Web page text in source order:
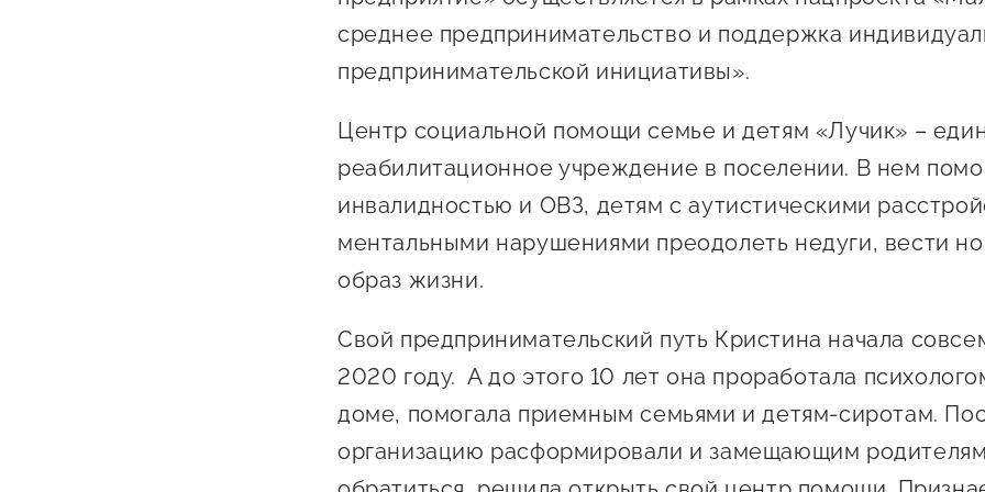
инновационно-
технологического
Поддержка социальных
предпринимателей
Поддержка экспортеров
Финансовая поддержка
внешнего санкционного
давления
О центре
предпринимателей
Проекты
Поддержка центра
Истории успеха
О центре
Поддержка центра
Календарь
мероприятий для
Проекты
Оказание услуг в
социальной сфере
О центре
Истории успеха
Центр
Обучающие
мероприятия
Центр поддержки
среднее предпринимательство и поддержка
предпринимательской инициативы».
Центр социальной помощи семье и детям «Лучик» –
реабилитационное учреждение в поселении. В нем
инвалидностью и ОВЗ, детям с аутистическими
ментальными нарушениями преодолеть недуги, вести
образ жизни.
Свой предпринимательский путь Кристина начала
2020 году. А до этого 10 лет она проработала
доме, помогала приемным семьями и детям-сиротам.
организацию расформировали и замещающим